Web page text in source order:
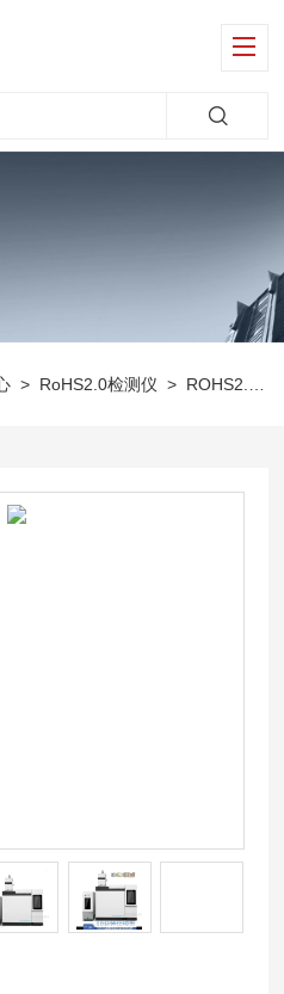
> RoHS2.0检测仪 > ROHS2.0环保检测仪